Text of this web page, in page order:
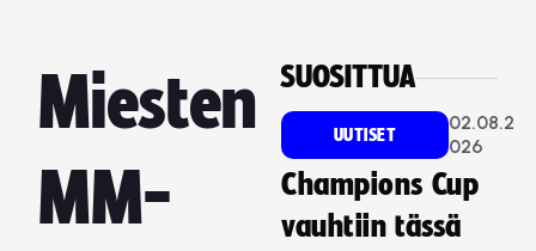
Miesten
MM-
SUOSITTUA
UUTISET
02.08.2
026
Champions Cup
vauhtiin tässä